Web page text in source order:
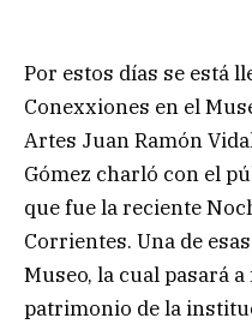
Por estos días se está
Conexxiones en el
Artes Juan Ramón
Gómez charló con el
que fue la reciente
Corrientes. Una de
Museo, la cual pasará
patrimonio de la